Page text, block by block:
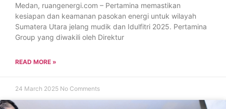
Medan, ruangenergi.com – Pertamina memastikan
kesiapan dan keamanan pasokan energi untuk wilayah
Sumatera Utara jelang mudik dan Idulfitri 2025. Pertamina
Group yang diwakili oleh Direktur
READ MORE »
24 March 2025 No Comments